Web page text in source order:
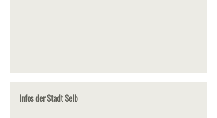
Infos der Stadt Selb